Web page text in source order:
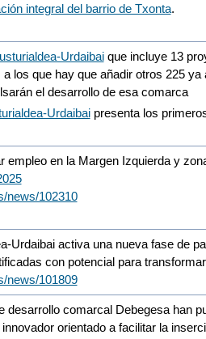
integral del barrio de Txonta.
Urdaibaique incluye 13
los que hay que añadir otros 225 ya
el desarrollo de esa comarca
Urdaibaipresenta los
en la Margen Izquierda y
news/102310
Urdaibai activa una nueva fase de
con potencial para
news/101809
desarrollo comarcal Debegesa han
orientado a facilitar la